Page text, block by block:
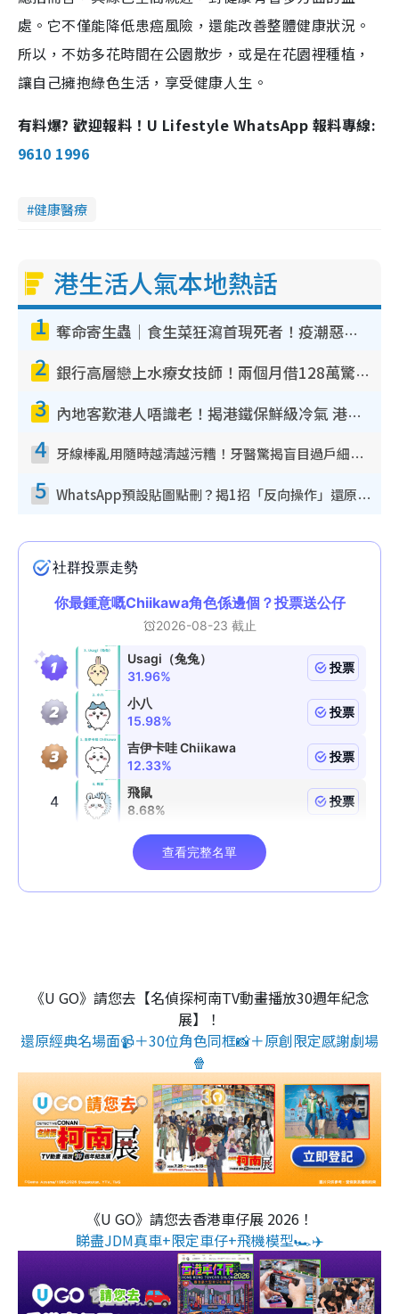
處。它不僅能降低患癌風險，還能改善整體健康狀況。
所以，不妨多花時間在公園散步，或是在花園裡種植，
讓自己擁抱綠色生活，享受健康人生。
有料爆? 歡迎報料！U Lifestyle WhatsApp 報料專線:
9610 1996
健康醫療
港生活人氣本地熱話
1 奪命寄生蟲｜食生菜狂瀉首現死者！疫潮惡化錄1.8萬宗病例 揭洗菜3大謬誤
2 銀行高層戀上水療女技師！兩個月借128萬驚覺「沉船」沉落火海 揭背後疑似邪教操控賣淫
3 內地客歎港人唔識老！揭港鐵保鮮級冷氣 港人求放過：咪投訴
4 牙線棒亂用隨時越清越污糟！牙醫驚揭盲目過戶細菌恐致蛀牙：呢種先係日常真保養
5 WhatsApp預設貼圖點刪？揭1招「反向操作」還原簡潔介面 附3步實測教學
《U GO》請您去【名偵探柯南TV動畫播放30週年紀念
展】！
還原經典名場面📹＋30位角色同框📸＋原創限定感謝劇場
🍿
《U GO》請您去香港車仔展 2026！
睇盡JDM真車+限定車仔+飛機模型🏎️✈️